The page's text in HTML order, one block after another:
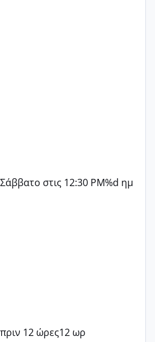
Σάββατο στις 12:30 PM%d ημ
πριν 12 ώρες12 ωρ